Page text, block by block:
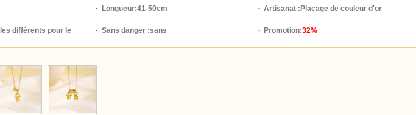
Longueur:41-50cm Artisanat : Placage de couleur d'or
différents pour le Sans danger :sans Promotion:32%